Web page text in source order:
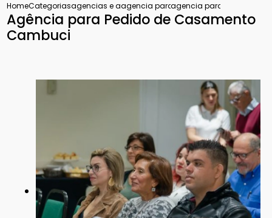
HomeCategoriasagencias e assessoria para pedido de casamento
agencia para pedido de casamento
agencia para pedido de
Agência para Pedido de Casamento
Cambuci